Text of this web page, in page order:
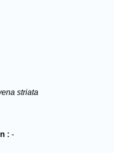
striata
-